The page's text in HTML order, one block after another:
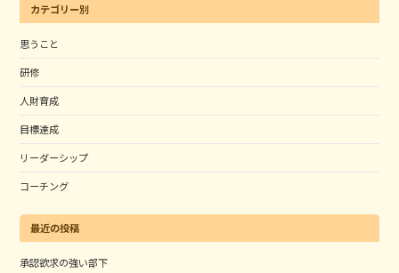
カテゴリー別
思うこと
研修
人財育成
目標達成
リーダーシップ
コーチング
最近の投稿
承認欲求の強い部下